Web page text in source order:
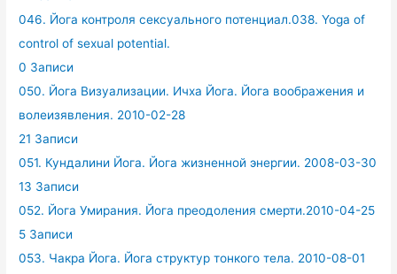
046. Йога контроля сексуального потенциал.038. Yoga of
control of sexual potential.
0 Записи
050. Йога Визуализации. Ичха Йога. Йога воображения и
волеизявления. 2010-02-28
21 Записи
051. Кундалини Йога. Йога жизненной энергии. 2008-03-30
13 Записи
052. Йога Умирания. Йога преодоления смерти.2010-04-25
5 Записи
053. Чакра Йога. Йога структур тонкого тела. 2010-08-01